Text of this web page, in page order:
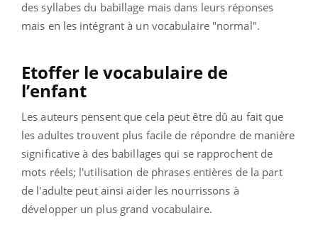
des syllabes du babillage mais dans leurs réponses
mais en les intégrant à un vocabulaire "normal".
Etoffer le vocabulaire de
l’enfant
Les auteurs pensent que cela peut être dû au fait que
les adultes trouvent plus facile de répondre de manière
significative à des babillages qui se rapprochent de
mots réels; l'utilisation de phrases entières de la part
de l'adulte peut ainsi aider les nourrissons à
développer un plus grand vocabulaire.